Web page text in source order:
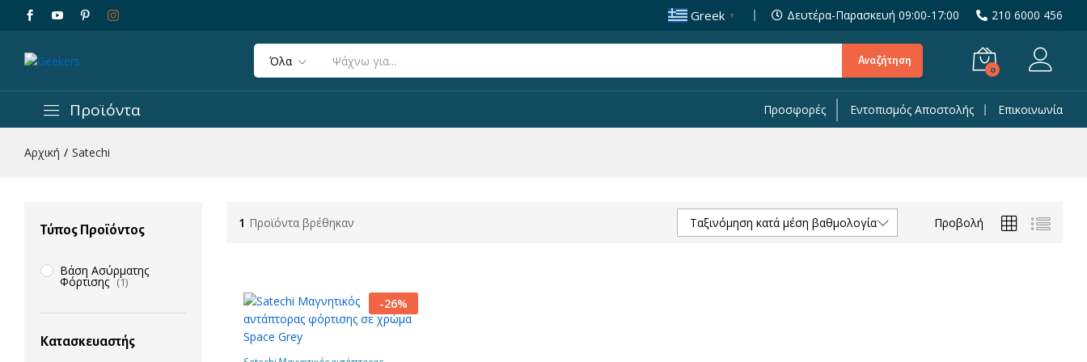
Greek ▼ Δευτέρα-Παρασκευή 09:00-17:00 210 6000 456
Όλα Αναζήτηση
0
Προϊόντα Προσφορές Εντοπισμός Αποστολής Επικοινωνία
Αρχική / Satechi
1 Προϊόντα βρέθηκαν Προβολή
Ταξινόμηση κατά μέση βαθμολογία
-26%
Τύπος Προϊόντος
Βάση Ασύρματης
Φόρτισης (1)
Κατασκευαστής